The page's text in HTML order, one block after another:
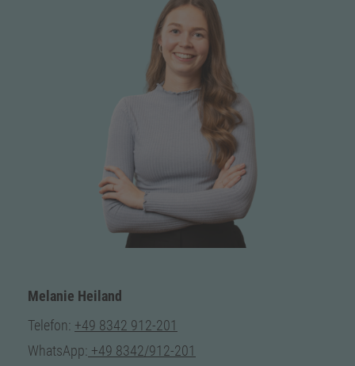
Melanie Heiland
Telefon: +49 8342 912-201
WhatsApp: +49 8342/912-201